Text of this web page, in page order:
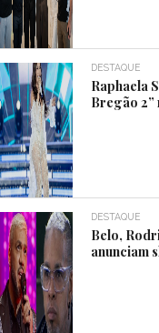
DESTAQUE
Raphaela
Bregão 2”
DESTAQUE
Belo,
anunciam